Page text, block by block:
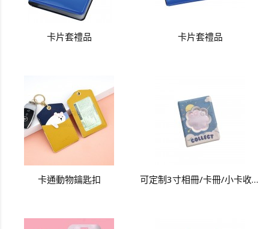
卡片套禮品 卡片套禮品
卡通動物鑰匙扣 可定制3寸相冊/卡冊/小卡收納本